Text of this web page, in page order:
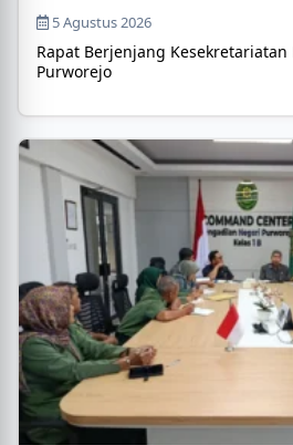
5 Agustus 2026
Rapat Berjenjang
Purworejo